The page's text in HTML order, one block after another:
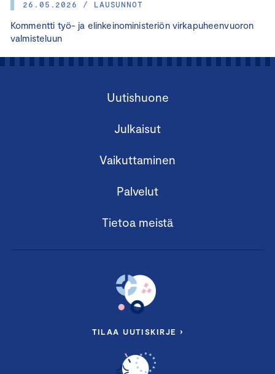
26.05.2026 / LAUSUNNOT
Kommentti työ- ja elinkeinoministeriön virkapuheenvuoron
valmisteluun
Uutishuone
Julkaisut
Vaikuttaminen
Palvelut
Tietoa meistä
TILAA UUTISKIRJE ›